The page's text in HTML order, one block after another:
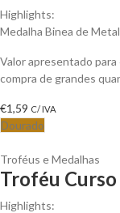
Highlights:
Medalha Binea de
Valor apresentado
compra de grandes
€1,59 C/ IVA
Dourado
Troféus e Medalhas
Troféu
Highlights: